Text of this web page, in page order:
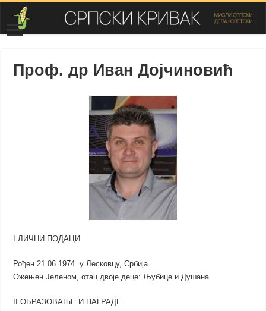
Проф. др Иван Дојчиновић
I ЛИЧНИ ПОДАЦИ
Рођен 21.06.1974. у Лесковцу, Србија
Ожењен Јеленом, отац двоје деце: Љубице и Душана
II ОБРАЗОВАЊЕ И НАГРАДЕ